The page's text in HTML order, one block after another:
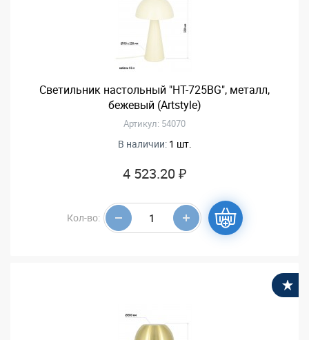
Светильник настольный "HT-725BG", металл,
бежевый (Artstyle)
Артикул: 54070
В наличии: 1 шт.
4 523.20 ₽
Кол-во: